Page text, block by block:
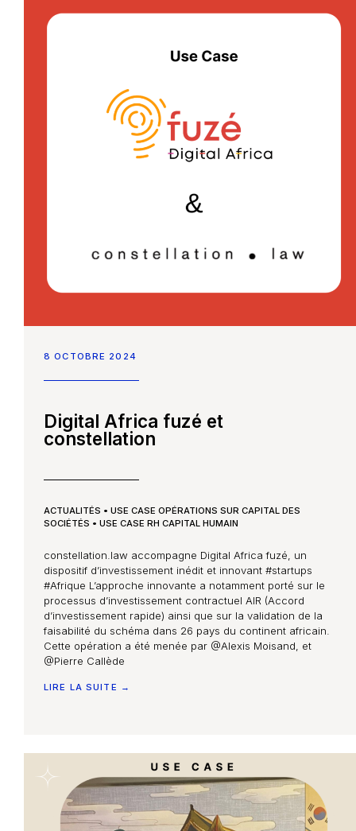
8 OCTOBRE 2024
Digital Africa fuzé et
constellation
ACTUALITÉS • USE CASE OPÉRATIONS SUR CAPITAL DES
SOCIÉTÉS • USE CASE RH CAPITAL HUMAIN
constellation.law accompagne Digital Africa fuzé, un
dispositif d’investissement inédit et innovant #startups
#Afrique L’approche innovante a notamment porté sur le
processus d’investissement contractuel AIR (Accord
d’investissement rapide) ainsi que sur la validation de la
faisabilité du schéma dans 26 pays du continent africain.
Cette opération a été menée par @Alexis Moisand, et
@Pierre Callède
LIRE LA SUITE →